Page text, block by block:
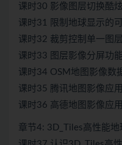
课时30 影像图层切换酷
课时31 限制地球显示的
课时32 裁剪控制单一图
课时33 图层影像分屏功能
课时34 OSM地图影像数
课时35 腾讯地图影像应用
课时36 高德地图影像应用
章节4: 3D_Tiles高性能地